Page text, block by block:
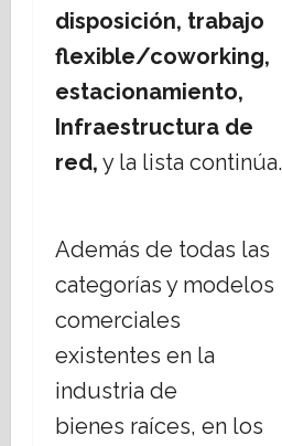
disposición, trabajo
flexible/coworking,
estacionamiento,
Infraestructura de
red, y la lista continúa.
Además de todas las
categorías y modelos
comerciales
existentes en la
industria de
bienes raíces, en los